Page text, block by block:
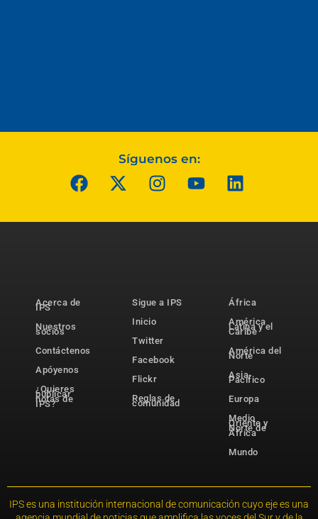
Síguenos en:
Acerca de
IPS
Nuestros
socios
Contáctenos
Apóyenos
¿Quieres
publicar
notas de
IPS?
Sigue a IPS
Inicio
Twitter
Facebook
Flickr
Reglas de
comunidad
África
América
Latina y el
Caribe
América del
Norte
Asia-
Pacífico
Europa
Medio
Oriente y
Norte de
África
Mundo
IPS es una institución internacional de comunicación cuyo eje es una